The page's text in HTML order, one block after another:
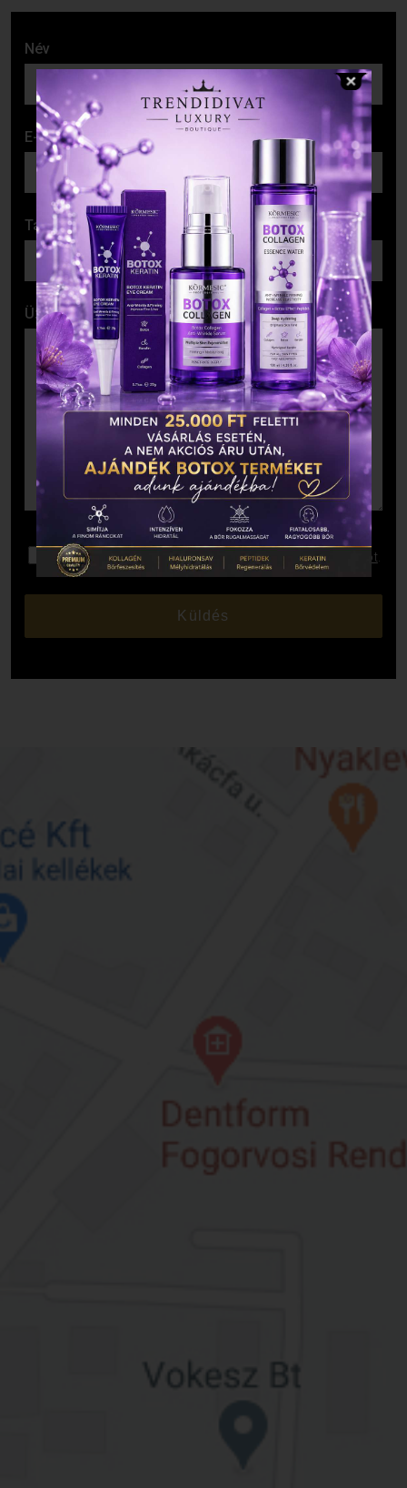
Név
E-mail cím
Tárgy
Üzenet
Elolvastam és elfogadom az Adatkezelési Tájékoztatót